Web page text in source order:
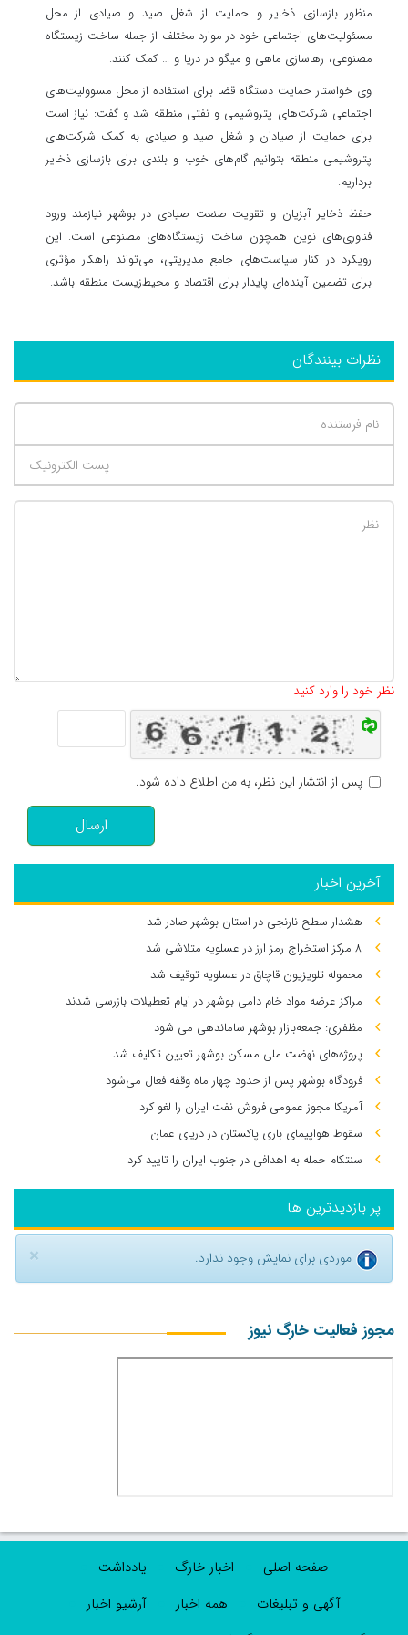
منظور بازسازی ذخایر و حمایت از شغل صید و صیادی از محل
مسئولیت‌های اجتماعی خود در موارد مختلف از جمله ساخت زیستگاه
مصنوعی، رهاسازی ماهی و میگو در دریا و … کمک کنند.
وی خواستار حمایت دستگاه قضا برای استفاده از محل مسوولیت‌های
اجتماعی شرکت‌های پتروشیمی و نفتی منطقه شد و گفت: نیاز است
برای حمایت از صیادان و شغل صید و صیادی به کمک شرکت‌های
پتروشیمی منطقه بتوانیم گام‌های خوب و بلندی برای بازسازی ذخایر
برداریم.
حفظ ذخایر آبزیان و تقویت صنعت صیادی در بوشهر نیازمند ورود
فناوری‌های نوین همچون ساخت زیستگاه‌های مصنوعی است. این
رویکرد در کنار سیاست‌های جامع مدیریتی، می‌تواند راهکار مؤثری
برای تضمین آینده‌ای پایدار برای اقتصاد و محیط‌زیست منطقه باشد.
نظرات بینندگان
نظر خود را وارد کنید
پس از انتشار این نظر، به من اطلاع داده شود.
ارسال
آخرین اخبار
هشدار سطح نارنجی در استان بوشهر صادر شد
۸ مرکز استخراج رمز ارز در عسلویه متلاشی شد
محموله تلویزیون قاچاق در عسلویه توقیف شد
مراکز عرضه مواد خام دامی بوشهر در ایام تعطیلات بازرسی شدند
مظفری: جمعه‌بازار بوشهر ساماندهی می‌ شود
پروژه‌های نهضت ملی مسکن بوشهر تعیین تکلیف شد
فرودگاه بوشهر پس از حدود چهار ماه وقفه فعال می‌شود
آمریکا مجوز عمومی فروش نفت ایران را لغو کرد
سقوط هواپیمای باری پاکستان در دریای عمان
سنتکام حمله به اهدافی در جنوب ایران را تایید کرد
پر بازدیدترین ها
× موردی برای نمایش وجود ندارد.
مجوز فعالیت خارگ نیوز
صفحه اصلی اخبار خارگ
یادداشت
آگهی و تبلیغات
همه اخبار
آرشیو اخبار